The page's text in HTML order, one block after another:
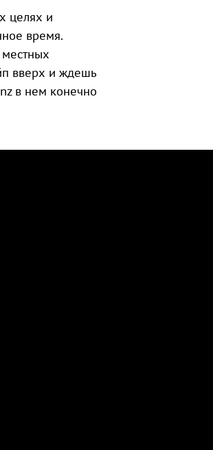
целях и
время.
вверх и ждешь
в нем конечно